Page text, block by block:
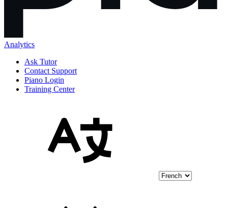
Analytics
Ask Tutor
Contact Support
Piano Login
Training Center